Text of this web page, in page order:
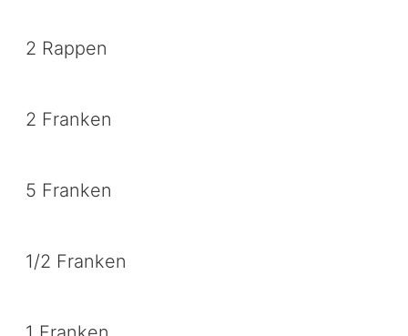
2 Rappen
2 Franken
5 Franken
1/2 Franken